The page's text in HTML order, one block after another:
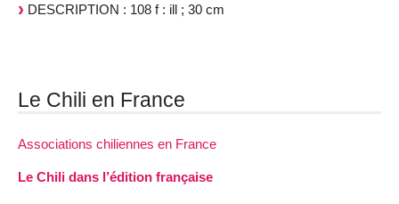
DESCRIPTION : 108 f : ill ; 30 cm
Le Chili en France
Associations chiliennes en France
Le Chili dans l’édition française